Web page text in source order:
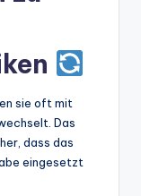
sie oft mit
Das
dass das
eingesetzt